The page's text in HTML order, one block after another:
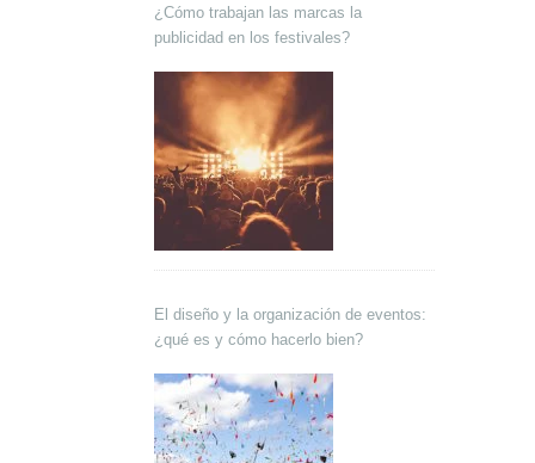
¿Cómo trabajan las marcas la
publicidad en los festivales?
El diseño y la organización de eventos:
¿qué es y cómo hacerlo bien?